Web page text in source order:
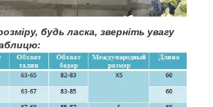
будь ласка, зверніть увагу